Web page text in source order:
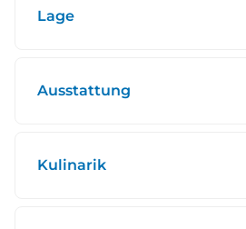
Lage
Ausstattung
Kulinarik